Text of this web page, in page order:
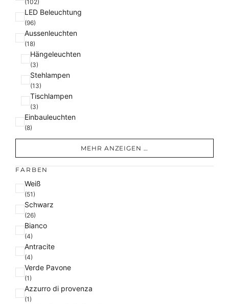
(102)
LED Beleuchtung
(96)
Aussenleuchten
(18)
Hängeleuchten
(3)
Stehlampen
(13)
Tischlampen
(3)
Einbauleuchten
(8)
MEHR ANZEIGEN …
FARBEN
F
a
r
b
e
Weiß
(51)
Schwarz
(26)
Bianco
(4)
Antracite
(4)
Verde Pavone
(1)
Azzurro di provenza
(1)